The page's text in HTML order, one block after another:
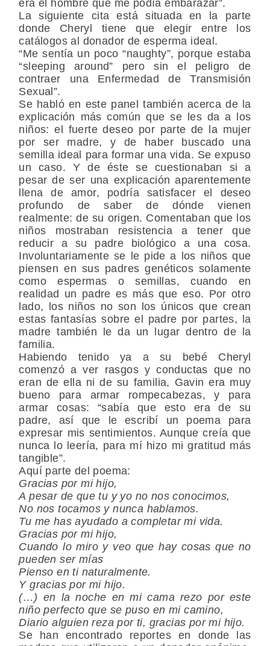
era el hombre que me podía embarazar”.
La siguiente cita está situada en la parte
donde Cheryl tiene que elegir entre los
catálogos al donador de esperma ideal.
“Me sentía un poco “naughty”, porque estaba
“sleeping around” pero sin el peligro de
contraer una Enfermedad de Transmisión
Sexual”.
Se habló en este panel también acerca de la
explicación más común que se les da a los
niños: el fuerte deseo por parte de la mujer
por ser madre, y de haber buscado una
semilla ideal para formar una vida. Se expuso
un caso. Y de éste se cuestionaban si a
pesar de ser una explicación aparentemente
llena de amor, podría satisfacer el deseo
profundo de saber de dónde vienen
realmente: de su origen. Comentaban que los
niños mostraban resistencia a tener que
reducir a su padre biológico a una cosa.
Involuntariamente se le pide a los niños que
piensen en sus padres genéticos solamente
como espermas o semillas, cuando en
realidad un padre es más que eso. Por otro
lado, los niños no son los únicos que crean
estas fantasías sobre el padre por partes, la
madre también le da un lugar dentro de la
familia.
Habiendo tenido ya a su bebé Cheryl
comenzó a ver rasgos y conductas que no
eran de ella ni de su familia, Gavin era muy
bueno para armar rompecabezas, y para
armar cosas: “sabía que esto era de su
padre, así que le escribí un poema para
expresar mis sentimientos. Aunque creía que
nunca lo leería, para mí hizo mi gratitud más
tangible”.
Aquí parte del poema:
Gracias por mi hijo,
A pesar de que tu y yo no nos conocimos,
No nos tocamos y nunca hablamos.
Tu me has ayudado a completar mi vida.
Gracias por mi hijo,
Cuando lo miro y veo que hay cosas que no
pueden ser mías
Pienso en ti naturalmente.
Y gracias por mi hijo.
(…) en la noche en mi cama rezo por este
niño perfecto que se puso en mi camino,
Diario alguien reza por ti, gracias por mi hijo.
Se han encontrado reportes en donde las